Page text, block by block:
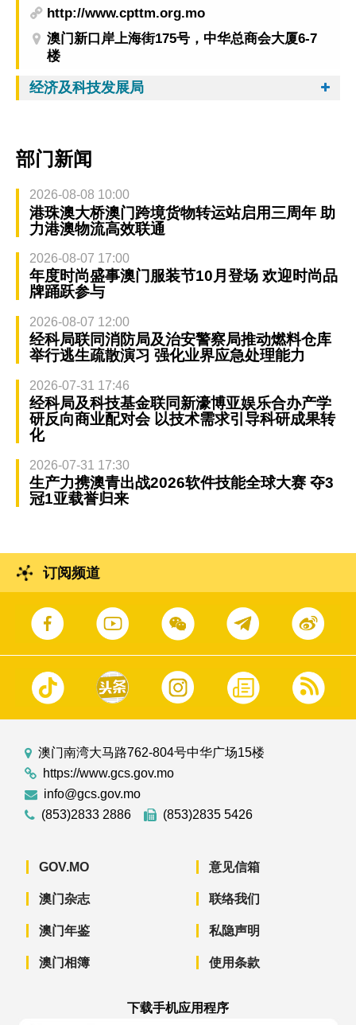
http://www.cpttm.org.mo
澳门新口岸上海街175号，中华总商会大厦6-7
楼
经济及科技发展局
部门新闻
2026-08-08 10:00
港珠澳大桥澳门跨境货物转运站启用三周年 助
力港澳物流高效联通
2026-08-07 17:00
年度时尚盛事澳门服装节10月登场 欢迎时尚品
牌踊跃参与
2026-08-07 12:00
经科局联同消防局及治安警察局推动燃料仓库
举行逃生疏散演习 强化业界应急处理能力
2026-07-31 17:46
经科局及科技基金联同新濠博亚娱乐合办产学
研反向商业配对会 以技术需求引导科研成果转
化
2026-07-31 17:30
生产力携澳青出战2026软件技能全球大赛 夺3
冠1亚载誉归来
订阅频道
澳门南湾大马路762-804号中华广场15楼
https://www.gcs.gov.mo
info@gcs.gov.mo
(853)2833 2886
(853)2835 5426
GOV.MO
澳门杂志
澳门年鉴
澳门相簿
意见信箱
联络我们
私隐声明
使用条款
下载手机应用程序